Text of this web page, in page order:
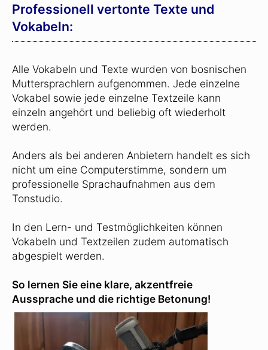
Professionell vertonte Texte und
Vokabeln:
Alle Vokabeln und Texte wurden von bosnischen
Muttersprachlern aufgenommen. Jede einzelne
Vokabel sowie jede einzelne Textzeile kann
einzeln angehört und beliebig oft wiederholt
werden.
Anders als bei anderen Anbietern handelt es sich
nicht um eine Computerstimme, sondern um
professionelle Sprachaufnahmen aus dem
Tonstudio.
In den Lern- und Testmöglichkeiten können
Vokabeln und Textzeilen zudem automatisch
abgespielt werden.
So lernen Sie eine klare, akzentfreie
Aussprache und die richtige Betonung!